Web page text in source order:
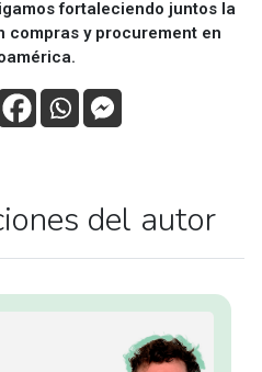
fortaleciendo juntos la
compras y procurement en
del autor